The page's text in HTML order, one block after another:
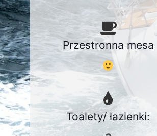
Przestronna mesa
Toalety/ łazienki: